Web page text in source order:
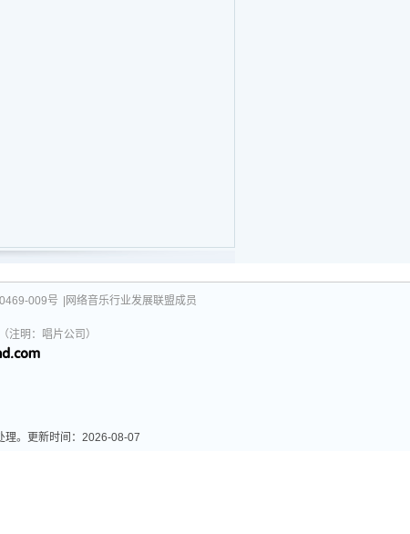
009号 |网络音乐行业发展联盟成员
明：唱片公司）
理。更新时间：2026-08-07